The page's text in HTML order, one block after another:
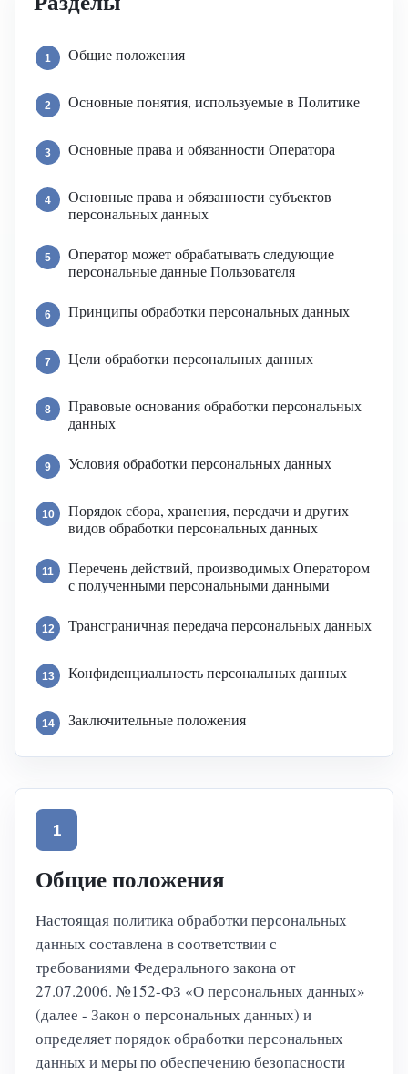
1 Общие положения
2 Основные понятия, используемые в Политике
3 Основные права и обязанности Оператора
4
Основные права и обязанности субъектов
персональных данных
5
Оператор может обрабатывать следующие
персональные данные Пользователя
6 Принципы обработки персональных данных
7 Цели обработки персональных данных
8
Правовые основания обработки персональных
данных
9 Условия обработки персональных данных
10
Порядок сбора, хранения, передачи и других
видов обработки персональных данных
11
Перечень действий, производимых Оператором
с полученными персональными данными
12 Трансграничная передача персональных данных
13 Конфиденциальность персональных данных
14 Заключительные положения
1
Общие положения
Настоящая политика обработки персональных
данных составлена в соответствии с
требованиями Федерального закона от
27.07.2006. №152-ФЗ «О персональных данных»
(далее - Закон о персональных данных) и
определяет порядок обработки персональных
данных и меры по обеспечению безопасности